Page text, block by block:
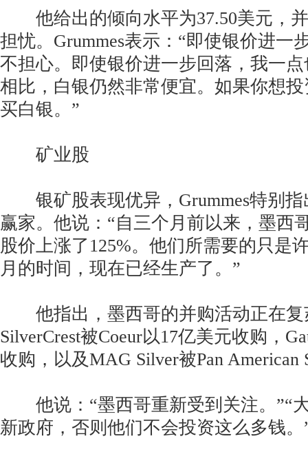
他给出的倾向水平为37.50美元，
担忧。Grummes表示：“即使银价进一
不担心。即使银价进一步回落，我一
相比，白银仍然非常便宜。如果你想
买白银。”
矿业股
银矿股表现优异，Grummes特别指
赢家。他说：“自三个月前以来，墨西
股价上涨了125%。他们所需要的只是
月的时间，现在已经生产了。”
他指出，墨西哥的并购活动正在复
SilverCrest被Coeur以17亿美元收购，
收购，以及MAG Silver被Pan American
他说：“墨西哥重新受到关注。”“
新政府，否则他们不会投资这么多钱。